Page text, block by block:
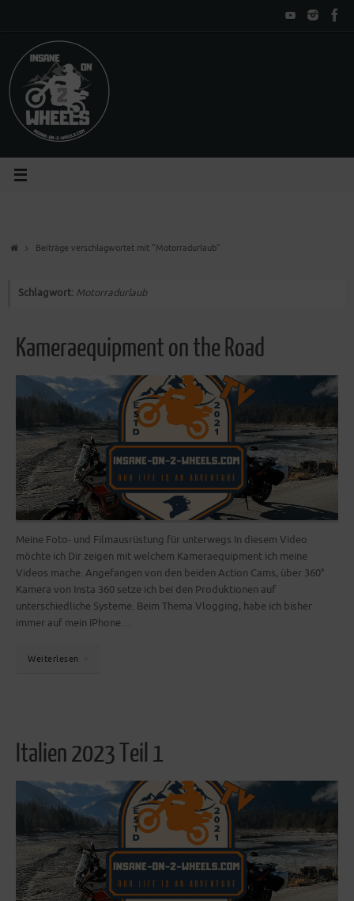
StartBeiträge verschlagwortet mit "Motorradurlaub"
Schlagwort: Motorradurlaub
Kameraequipment on the Road
Meine Foto- und Filmausrüstung für unterwegs In diesem Video
möchte ich Dir zeigen mit welchem Kameraequipment ich meine
Videos mache. Angefangen von den beiden Action Cams, über 360°
Kamera von Insta 360 setze ich bei den Produktionen auf
unterschiedliche Systeme. Beim Thema Vlogging, habe ich bisher
immer auf mein IPhone…
Weiterlesen
Italien 2023 Teil 1